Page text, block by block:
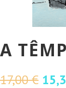
A
17,00€ O